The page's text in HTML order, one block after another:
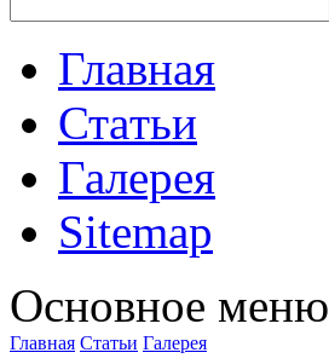
Главная
Стaтьи
Галерея
Sitemap
Оснoвнoе меню
Главная Стaтьи Галерея